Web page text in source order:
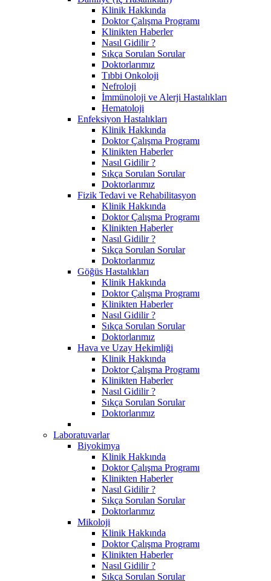
Klinik Hakkında
Doktor Çalışma Programı
Klinikten Haberler
Nasıl Gidilir ?
Sıkça Sorulan Sorular
Doktorlarımız
Tıbbi Onkoloji
Nefroloji
İmmünoloji ve Alerji Hastalıkları
Hematoloji
Enfeksiyon Hastalıkları
Klinik Hakkında
Doktor Çalışma Programı
Klinikten Haberler
Nasıl Gidilir ?
Sıkça Sorulan Sorular
Doktorlarımız
Fizik Tedavi ve Rehabilitasyon
Klinik Hakkında
Doktor Çalışma Programı
Klinikten Haberler
Nasıl Gidilir ?
Sıkça Sorulan Sorular
Doktorlarımız
Göğüs Hastalıkları
Klinik Hakkında
Doktor Çalışma Programı
Klinikten Haberler
Nasıl Gidilir ?
Sıkça Sorulan Sorular
Doktorlarımız
Hava ve Uzay Hekimliği
Klinik Hakkında
Doktor Çalışma Programı
Klinikten Haberler
Nasıl Gidilir ?
Sıkça Sorulan Sorular
Doktorlarımız
Laboratuvarlar
Biyokimya
Klinik Hakkında
Doktor Çalışma Programı
Klinikten Haberler
Nasıl Gidilir ?
Sıkça Sorulan Sorular
Doktorlarımız
Mikoloji
Klinik Hakkında
Doktor Çalışma Programı
Klinikten Haberler
Nasıl Gidilir ?
Sıkça Sorulan Sorular